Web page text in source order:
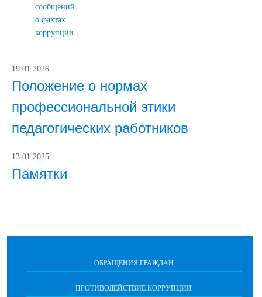
сообщений
о фактах
коррупции
19.01.2026
Положение о нормах
профессиональной этики
педагогических работников
13.01.2025
Памятки
ОБРАЩЕНИЯ ГРАЖДАН
ПРОТИВОДЕЙСТВИЕ КОРРУПЦИИ